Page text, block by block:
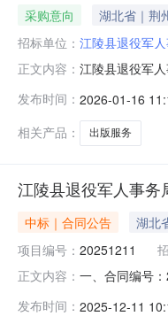
采购意向 湖北省｜荆
招标单位： 江陵县退役军
正文内容： 江陵县退役军
采购内容:出版
发布时间： 2026-01-16
相关产品：
出版服务
江陵县退役军人事
中标｜合同公告 湖北
项目编号： 20251211
正文内容： 一、合同编号
广告文印2、规
发布时间： 2025-12-11